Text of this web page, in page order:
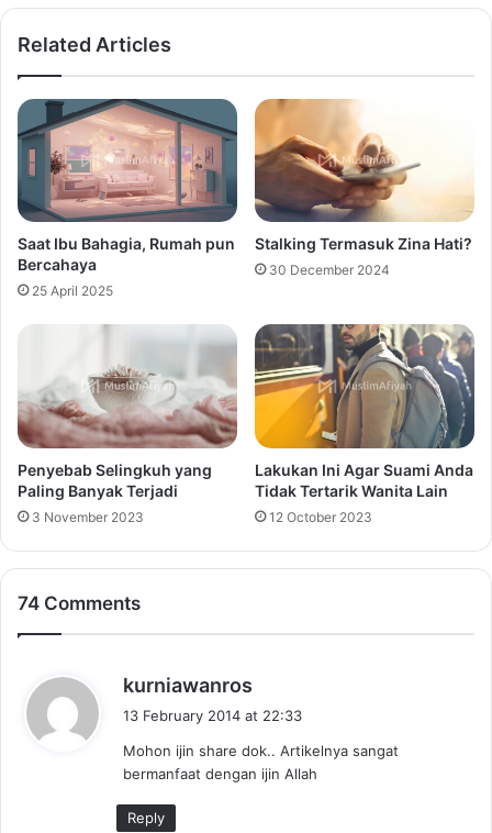
Related Articles
Saat Ibu Bahagia, Rumah pun
Bercahaya
25 April 2025
Stalking Termasuk Zina Hati?
30 December 2024
Penyebab Selingkuh yang
Paling Banyak Terjadi
3 November 2023
Lakukan Ini Agar Suami Anda
Tidak Tertarik Wanita Lain
12 October 2023
74 Comments
kurniawanros
s
:
13 February 2014 at 22:33
Mohon ijin share dok.. Artikelnya sangat
bermanfaat dengan ijin Allah
Reply